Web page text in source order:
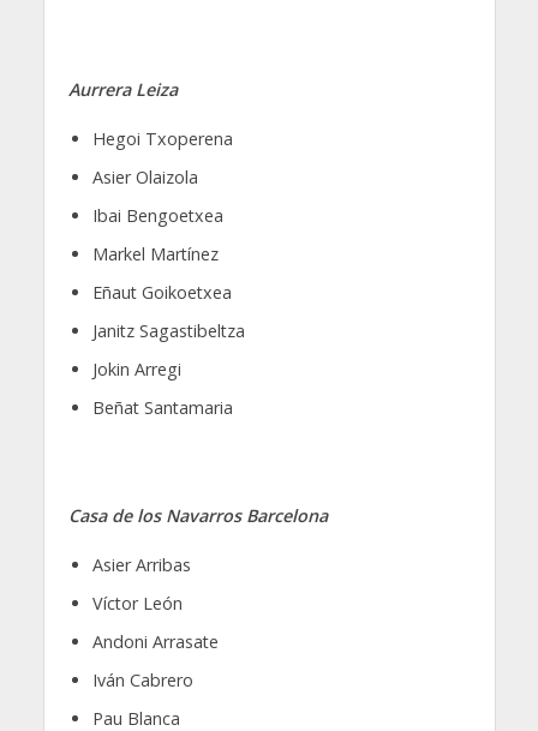
Aurrera Leiza
Hegoi Txoperena
Asier Olaizola
Ibai Bengoetxea
Markel Martínez
Eñaut Goikoetxea
Janitz Sagastibeltza
Jokin Arregi
Beñat Santamaria
Casa de los Navarros Barcelona
Asier Arribas
Víctor León
Andoni Arrasate
Iván Cabrero
Pau Blanca